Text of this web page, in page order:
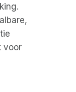
voor